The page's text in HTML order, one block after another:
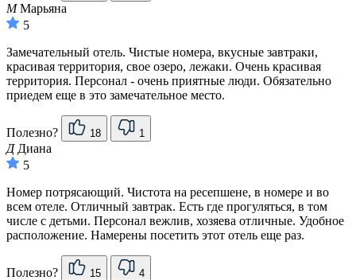
ММарьяна
5
Замечательный отель. Чистые номера, вкусные завтраки,
красивая территория, свое озеро, лежаки. Очень красивая
территория. Персонал - очень приятные люди. Обязательно
приедем еще в это замечательное место.
Полезно? 18 1
ДДиана
5
Номер потрясающий. Чистота на ресепшене, в номере и во
всем отеле. Отличный завтрак. Есть где прогуляться, в том
числе с детьми. Персонал вежлив, хозяева отличные. Удобное
расположение. Намерены посетить этот отель еще раз.
Полезно? 15 4